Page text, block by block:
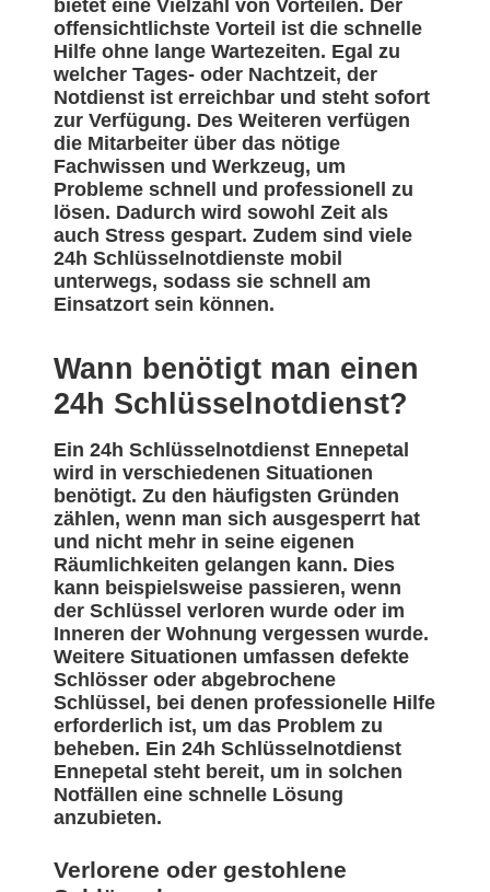
bietet eine Vielzahl von Vorteilen. Der
offensichtlichste Vorteil ist die schnelle
Hilfe ohne lange Wartezeiten. Egal zu
welcher Tages- oder Nachtzeit, der
Notdienst ist erreichbar und steht sofort
zur Verfügung. Des Weiteren verfügen
die Mitarbeiter über das nötige
Fachwissen und Werkzeug, um
Probleme schnell und professionell zu
lösen. Dadurch wird sowohl Zeit als
auch Stress gespart. Zudem sind viele
24h Schlüsselnotdienste mobil
unterwegs, sodass sie schnell am
Einsatzort sein können.
Wann benötigt man einen
24h Schlüsselnotdienst?
Ein 24h Schlüsselnotdienst Ennepetal
wird in verschiedenen Situationen
benötigt. Zu den häufigsten Gründen
zählen, wenn man sich ausgesperrt hat
und nicht mehr in seine eigenen
Räumlichkeiten gelangen kann. Dies
kann beispielsweise passieren, wenn
der Schlüssel verloren wurde oder im
Inneren der Wohnung vergessen wurde.
Weitere Situationen umfassen defekte
Schlösser oder abgebrochene
Schlüssel, bei denen professionelle Hilfe
erforderlich ist, um das Problem zu
beheben. Ein 24h Schlüsselnotdienst
Ennepetal steht bereit, um in solchen
Notfällen eine schnelle Lösung
anzubieten.
Verlorene oder gestohlene